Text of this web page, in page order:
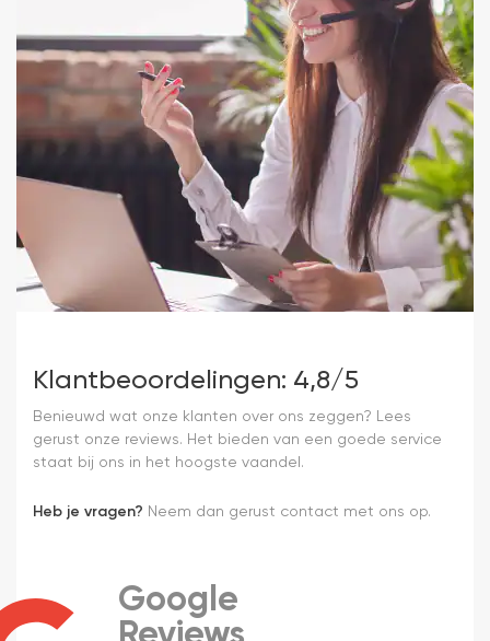
Klantbeoordelingen: 4,8/5
Benieuwd wat onze klanten over ons zeggen? Lees
gerust onze reviews. Het bieden van een goede service
staat bij ons in het hoogste vaandel.
Heb je vragen? Neem dan gerust contact met ons op.
Google